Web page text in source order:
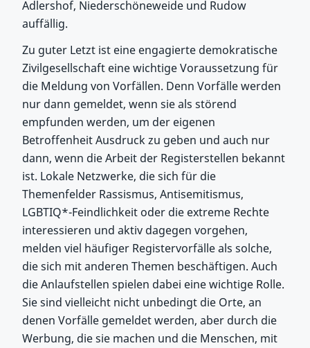
Adlershof, Niederschöneweide und Rudow
auffällig.
Zu guter Letzt ist eine engagierte demokratische
Zivilgesellschaft eine wichtige Voraussetzung für
die Meldung von Vorfällen. Denn Vorfälle werden
nur dann gemeldet, wenn sie als störend
empfunden werden, um der eigenen
Betroffenheit Ausdruck zu geben und auch nur
dann, wenn die Arbeit der Registerstellen bekannt
ist. Lokale Netzwerke, die sich für die
Themenfelder Rassismus, Antisemitismus,
LGBTIQ*-Feindlichkeit oder die extreme Rechte
interessieren und aktiv dagegen vorgehen,
melden viel häufiger Registervorfälle als solche,
die sich mit anderen Themen beschäftigen. Auch
die Anlaufstellen spielen dabei eine wichtige Rolle.
Sie sind vielleicht nicht unbedingt die Orte, an
denen Vorfälle gemeldet werden, aber durch die
Werbung, die sie machen und die Menschen, mit